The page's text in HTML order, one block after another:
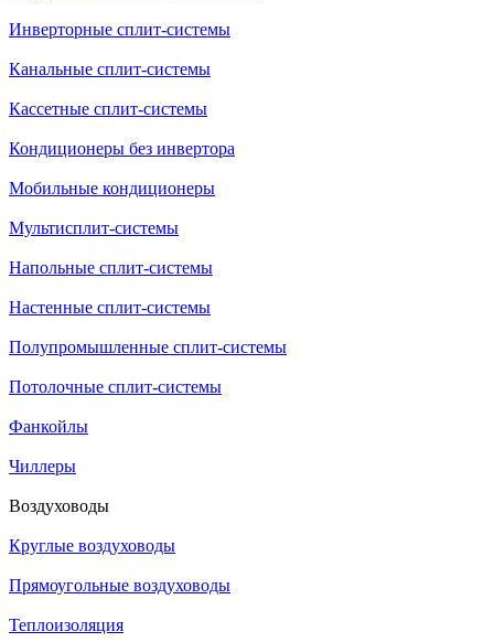
Инверторные сплит-системы
Канальные сплит-системы
Кассетные сплит-системы
Кондиционеры без инвертора
Мобильные кондиционеры
Мультисплит-системы
Напольные сплит-системы
Настенные сплит-системы
Полупромышленные сплит-системы
Потолочные сплит-системы
Фанкойлы
Чиллеры
Воздуховоды
Круглые воздуховоды
Прямоугольные воздуховоды
Теплоизоляция